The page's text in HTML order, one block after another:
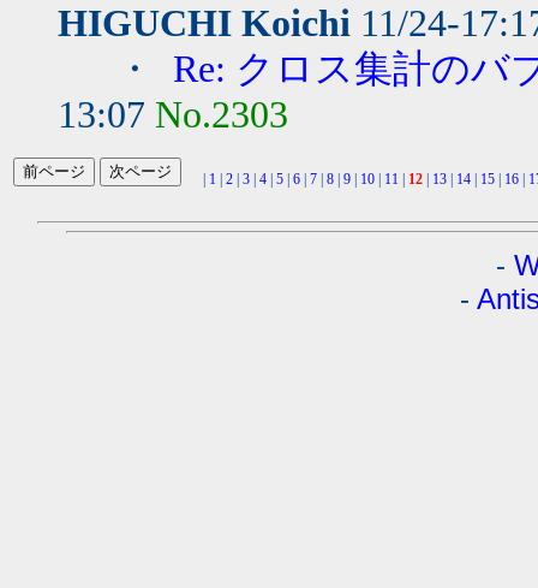
HIGUCHI Koichi 11/24-
・ Re: クロス集計のバ
13:07 No.2303
| 1 | 2 | 3 | 4 | 5 | 6 | 7 | 8 | 9 | 10 | 11 | 12 | 13 | 14 | 15 | 16 |
-
-